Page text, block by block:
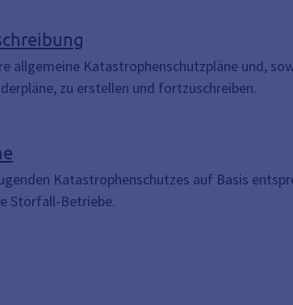
allgemeine Katastrophenschutzpläne und,
zu erstellen und fortzuschreiben.
Katastrophenschutzes auf Basis
Störfall-Betriebe.